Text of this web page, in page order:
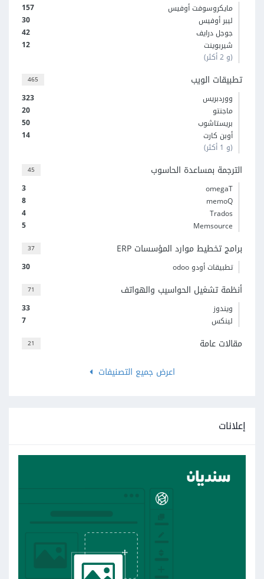
157
مايكروسوفت أوفيس
30
ليبر أوفيس
42
جوجل درايف
12
شيربوينت
(و 2 أكثر)
465 تطبيقات الويب
323
ووردبريس
20
ماجنتو
50
بريستاشوب
14
أوبن كارت
(و 1 أكثر)
45 الترجمة بمساعدة الحاسوب
3
omegaT
8
memoQ
4
Trados
5
Memsource
37 برامج تخطيط موارد المؤسسات ERP
30 تطبيقات أودو odoo
71 أنظمة تشغيل الحواسيب والهواتف
33
ويندوز
7
لينكس
21
مقالات عامة
اعرض جميع التصنيفات
إعلانات